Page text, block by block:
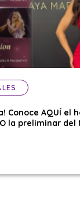
Conoce AQUÍ el
la preliminar del